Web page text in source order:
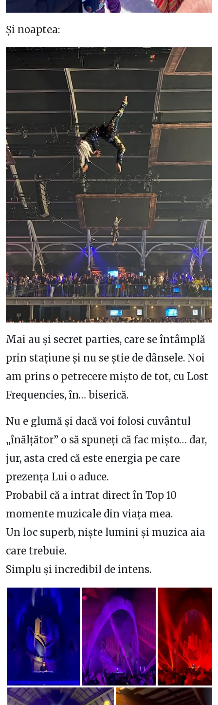
Și noaptea:
Mai au și secret parties, care se întâmplă
prin stațiune și nu se știe de dânsele. Noi
am prins o petrecere mișto de tot, cu Lost
Frequencies, în… biserică.
Nu e glumă și dacă voi folosi cuvântul
„înălțător” o să spuneți că fac mișto… dar,
jur, asta cred că este energia pe care
prezența Lui o aduce.
Probabil că a intrat direct în Top 10
momente muzicale din viața mea.
Un loc superb, niște lumini și muzica aia
care trebuie.
Simplu și incredibil de intens.